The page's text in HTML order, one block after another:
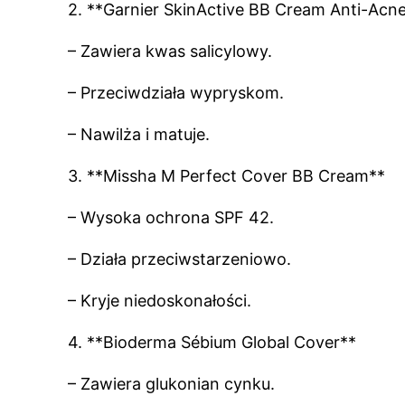
2. **Garnier SkinActive BB Cream Anti-
– Zawiera kwas salicylowy.
– Przeciwdziała wypryskom.
– Nawilża i matuje.
3. **Missha M Perfect Cover BB Cream**
– Wysoka ochrona SPF 42.
– Działa przeciwstarzeniowo.
– Kryje niedoskonałości.
4. **Bioderma Sébium Global Cover**
– Zawiera glukonian cynku.